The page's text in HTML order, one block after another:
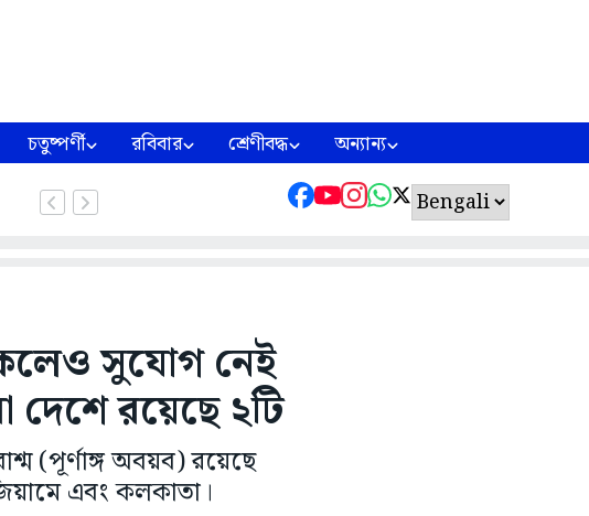
চতুষ্পর্ণী রবিবার শ্রেণীবদ্ধ অন্যান্য
সুযোগ নেই
দেশে রয়েছে ২টি
(পূর্ণাঙ্গ অবয়ব) রয়েছে
এবং কলকাতা।